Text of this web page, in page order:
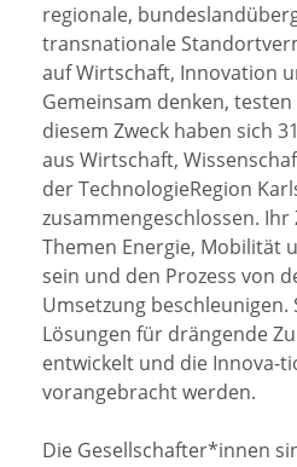
regionale,
transnationale
auf Wirtschaft, Innovation
Gemeinsam denken,
diesem Zweck haben sich
aus Wirtschaft,
der TechnologieRegion
zusammengeschlossen.
Themen Energie, Mobilität
sein und den Prozess von
Umsetzung
Lösungen für drängende
entwickelt und die Innova-
vorangebracht werden.
Die Gesellschafter*innen